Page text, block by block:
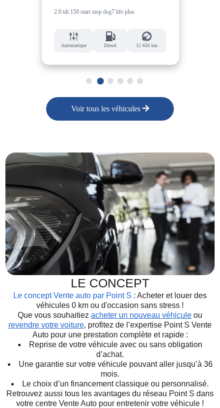
2.0 tdi 150 start stop dsg7 life plus
Automatique Diesel 12 650 km
2
Voir tous les véhicules
LE CONCEPT
Le concept Vente auto par Point S : Acheter et louer des
véhicules 0 km ou d'occasion sans stress !
Que vous souhaitiez acheter un nouveau véhicule ou
revendre votre voiture, profitez de l’expertise Point S Vente
Auto pour une prestation complète et rapide :
Reprise de votre véhicule avec ou sans obligation
d’achat.
Une garantie sur votre véhicule pouvant aller jusqu’à 36
mois.
Le choix d’un financement classique ou personnalisé.
Retrouvez aussi tous les avantages du réseau Point S dans
votre centre Vente Auto pour entretenir votre véhicule !